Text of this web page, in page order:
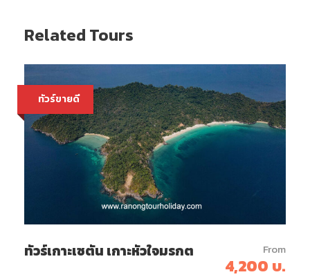
Related Tours
ทัวร์ขายดี
ทัวร์เกาะเซตัน เกาะหัวใจมรกต From
4,200 บ.